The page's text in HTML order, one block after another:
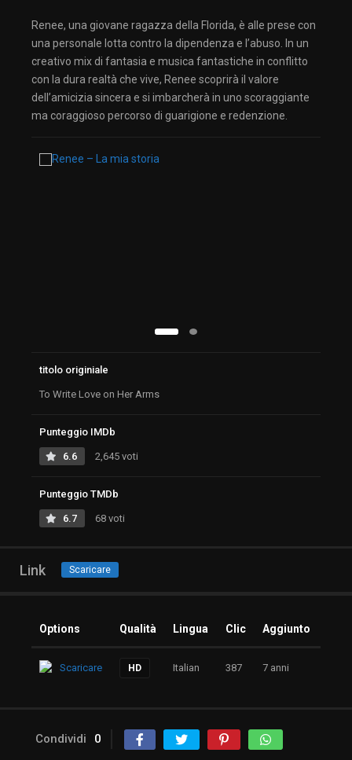
Renee, una giovane ragazza della Florida, è alle prese con
una personale lotta contro la dipendenza e l’abuso. In un
creativo mix di fantasia e musica fantastiche in conflitto
con la dura realtà che vive, Renee scoprirà il valore
dell’amicizia sincera e si imbarcherà in uno scoraggiante
ma coraggioso percorso di guarigione e redenzione.
titolo originiale
To Write Love on Her Arms
Punteggio IMDb
6.6 2,645 voti
Punteggio TMDb
6.7 68 voti
Link Scaricare
Options Qualità Lingua Clic Aggiunto
Scaricare HD Italian 387 7 anni
Condividi 0